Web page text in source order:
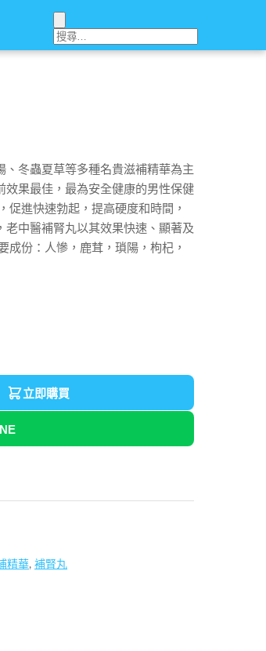
冬蟲夏草等多種名貴滋補精華為主
效果最佳，最為安全健康的男性保健
促進快速勃起，提高硬度和時間，
中醫補腎丸以其效果快速、顯著及
成份：人慘，鹿茸，瑣陽，枸杞，
立即購買
精華, 補腎丸